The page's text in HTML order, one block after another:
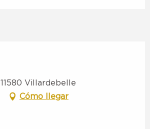
11580 Villardebelle
Cómo llegar